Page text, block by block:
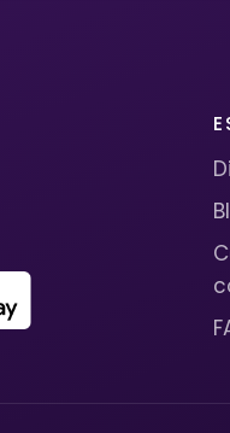
Di